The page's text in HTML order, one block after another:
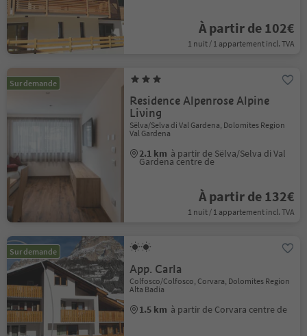
À partir de 102€
1 nuit / 1 appartement incl. TVA
Sur demande
Residence Alpenrose Alpine
Living
Sëlva/Selva di Val Gardena, Dolomites Region
Val Gardena
2.1 km à partir de Sëlva/Selva di Val
Gardena centre de
À partir de 132€
1 nuit / 1 appartement incl. TVA
Sur demande
App. Carla
Colfosco/Colfosco, Corvara, Dolomites Region
Alta Badia
1.5 km à partir de Corvara centre de